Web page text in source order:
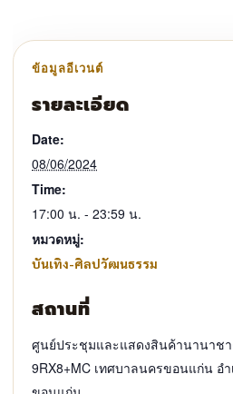
รายละเอียด
Date:
08/06/2024
Time:
17:00 น. - 23:59 น.
หมวดหมู่:
บันเทิง-ศิลปวัฒนธรรม
สถานที่
ศูนย์ประชุมและแสดงสินค้านานาช
9RX8+MC เทศบาลนครขอนแก่น อ